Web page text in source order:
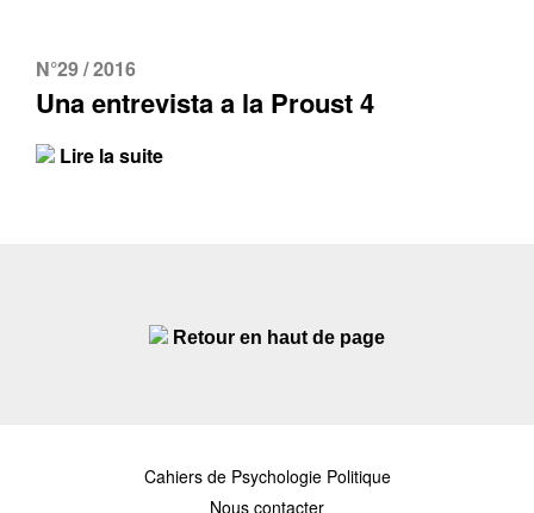
N°29 / 2016
Una entrevista a la Proust 4
Lire la suite
Retour en haut de page
Cahiers de Psychologie Politique
Nous contacter